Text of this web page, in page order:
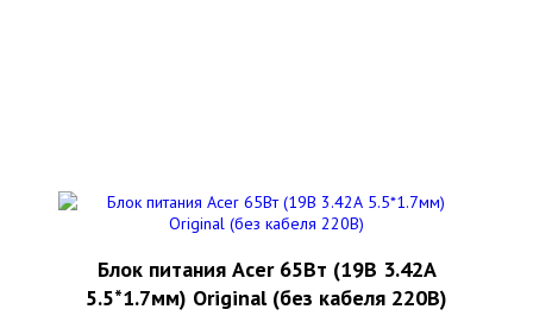
Блок питания Acer 65Вт (19В 3.42А
5.5*1.7мм) Original (без кабеля 220В)